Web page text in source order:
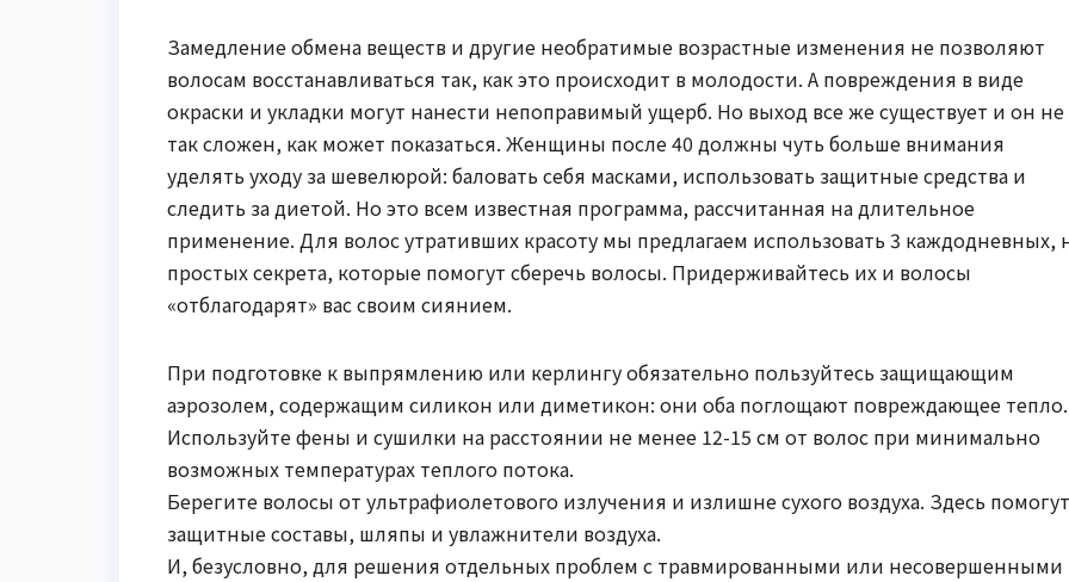
Замедление обмена веществ и другие необратимые возрастные изменения не позволяют
волосам восстанавливаться так, как это происходит в молодости. А повреждения в виде
окраски и укладки могут нанести непоправимый ущерб. Но выход все же существует и он не
так сложен, как может показаться. Женщины после 40 должны чуть больше внимания
уделять уходу за шевелюрой: баловать себя масками, использовать защитные средства и
следить за диетой. Но это всем известная программа, рассчитанная на длительное
применение. Для волос утративших красоту мы предлагаем использовать 3 каждодневных,
простых секрета, которые помогут сберечь волосы. Придерживайтесь их и волосы
«отблагодарят» вас своим сиянием.
При подготовке к выпрямлению или керлингу обязательно пользуйтесь защищающим
аэрозолем, содержащим силикон или диметикон: они оба поглощают повреждающее тепло.
Используйте фены и сушилки на расстоянии не менее 12-15 см от волос при минимально
возможных температурах теплого потока.
Берегите волосы от ультрафиолетового излучения и излишне сухого воздуха. Здесь помогут
защитные составы, шляпы и увлажнители воздуха.
И, безусловно, для решения отдельных проблем с травмированными или несовершенными